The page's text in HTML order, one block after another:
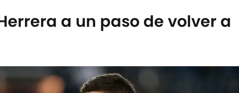
a un paso de volver a